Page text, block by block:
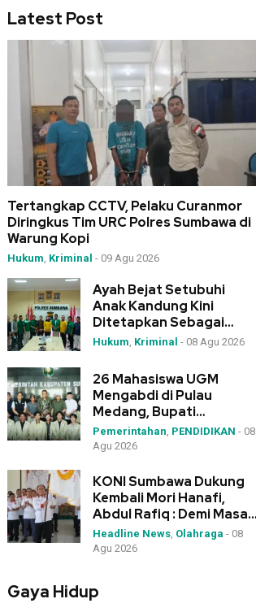
Latest Post
Tertangkap CCTV, Pelaku Curanmor
Diringkus Tim URC Polres Sumbawa di
Warung Kopi
Hukum, Kriminal - 09 Agu 2026
Ayah Bejat Setubuhi
Anak Kandung Kini
Ditetapkan Sebagai
Tersangka, Ini Kata
Hukum, Kriminal - 08 Agu 2026
26 Mahasiswa UGM
Mengabdi di Pulau
Medang, Bupati
Sumbawa: Investasi Masa
Depan Daerah
Pemerintahan, PENDIDIKAN - 08
Agu 2026
KONI Sumbawa Dukung
Kembali Mori Hanafi,
Abdul Rafiq : Demi Masa
Depan Olahraga NTB
Headline News, Olahraga - 08
Agu 2026
Gaya Hidup